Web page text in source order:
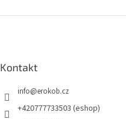
Kontakt
info@erokob.cz
+420777733503 (eshop)